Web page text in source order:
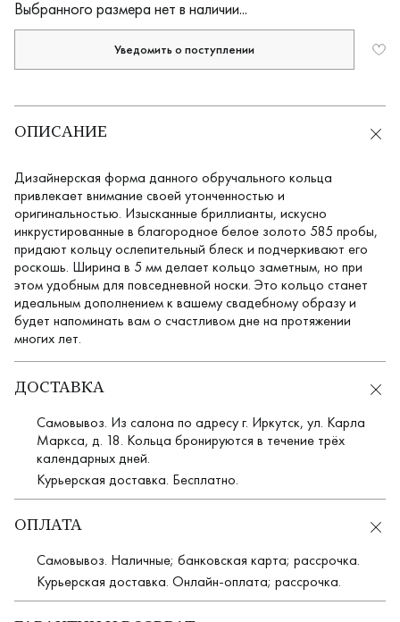
Выбранного размера нет в наличии...
Уведомить о поступлении
ОПИСАНИЕ
Дизайнерская форма данного обручального кольца
привлекает внимание своей утонченностью и
оригинальностью. Изысканные бриллианты, искусно
инкрустированные в благородное белое золото 585 пробы,
придают кольцу ослепительный блеск и подчеркивают его
роскошь. Ширина в 5 мм делает кольцо заметным, но при
этом удобным для повседневной носки. Это кольцо станет
идеальным дополнением к вашему свадебному образу и
будет напоминать вам о счастливом дне на протяжении
многих лет.
ДОСТАВКА
Самовывоз. Из салона по адресу г. Иркутск, ул. Карла
Маркса, д. 18. Кольца бронируются в течение трёх
календарных дней.
Курьерская доставка. Бесплатно.
ОПЛАТА
Самовывоз. Наличные; банковская карта; рассрочка.
Курьерская доставка. Онлайн-оплата; рассрочка.